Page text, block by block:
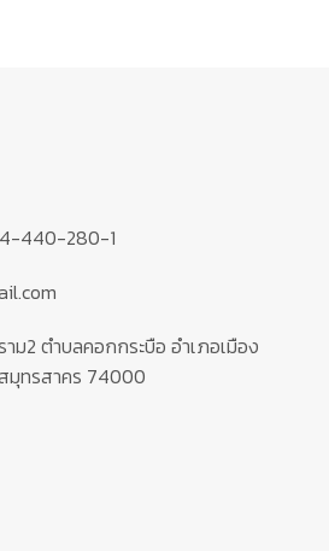
440-280-1
ม2 ตำบลคอกกระบือ อำเภอเมือง
มุทรสาคร 74000